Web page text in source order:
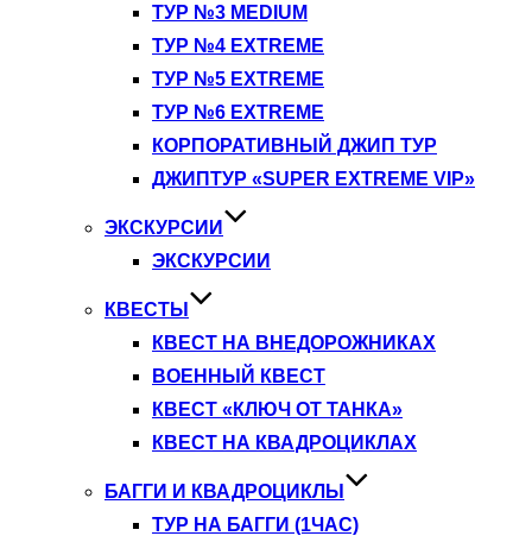
ТУР №3 MEDIUM
ТУР №4 EXTREME
ТУР №5 EXTREME
ТУР №6 EXTREME
КОРПОРАТИВНЫЙ ДЖИП ТУР
ДЖИПТУР «SUPER EXTREME VIP»
ЭКСКУРСИИ
ЭКСКУРСИИ
КВЕСТЫ
КВЕСТ НА ВНЕДОРОЖНИКАХ
ВОЕННЫЙ КВЕСТ
КВЕСТ «КЛЮЧ ОТ ТАНКА»
КВЕСТ НА КВАДРОЦИКЛАХ
БАГГИ И КВАДРОЦИКЛЫ
ТУР НА БАГГИ (1ЧАС)